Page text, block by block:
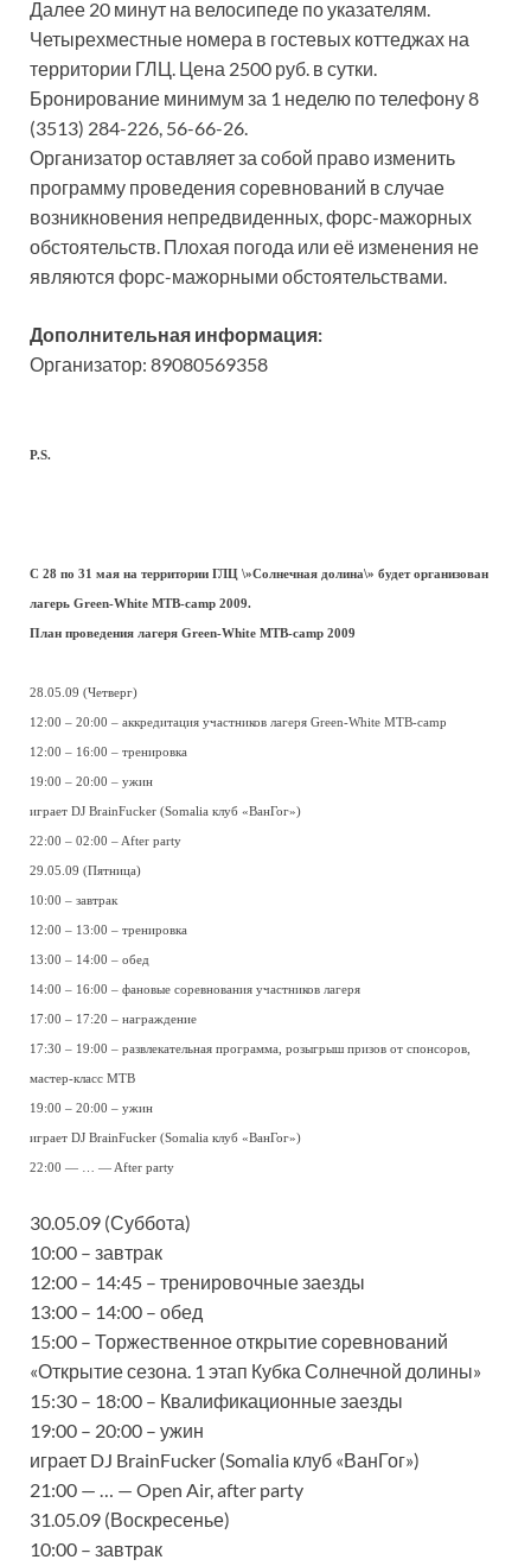
Далее 20 минут на велосипеде по указателям.
Четырехместные номера в гостевых коттеджах на
территории ГЛЦ. Цена 2500 руб. в сутки.
Бронирование минимум за 1 неделю по телефону 8
(3513) 284-226, 56-66-26.
Организатор оставляет за собой право изменить
программу проведения соревнований в случае
возникновения непредвиденных, форс-мажорных
обстоятельств. Плохая погода или её изменения не
являются форс-мажорными обстоятельствами.
Дополнительная информация:
Организатор: 89080569358
P.S.
C 28 по 31 мая на территории ГЛЦ \»Солнечная долина\» будет организован
лагерь Green-White МТB-camp 2009.
План проведения лагеря Green-White МТB-camp 2009
28.05.09 (Четверг)
12:00 – 20:00 – аккредитация участников лагеря Green-White МТB-camp
12:00 – 16:00 – тренировка
19:00 – 20:00 – ужин
играет DJ BrainFucker (Somalia клуб «ВанГог»)
22:00 – 02:00 – After party
29.05.09 (Пятница)
10:00 – завтрак
12:00 – 13:00 – тренировка
13:00 – 14:00 – обед
14:00 – 16:00 – фановые соревнования участников лагеря
17:00 – 17:20 – награждение
17:30 – 19:00 – развлекательная программа, розыгрыш призов от спонсоров,
мастер-класс MTB
19:00 – 20:00 – ужин
играет DJ BrainFucker (Somalia клуб «ВанГог»)
22:00 — … — After party
30.05.09 (Суббота)
10:00 – завтрак
12:00 – 14:45 – тренировочные заезды
13:00 – 14:00 – обед
15:00 – Торжественное открытие соревнований
«Открытие сезона. 1 этап Кубка Солнечной долины»
15:30 – 18:00 – Квалификационные заезды
19:00 – 20:00 – ужин
играет DJ BrainFucker (Somalia клуб «ВанГог»)
21:00 — … — Open Air, after party
31.05.09 (Воскресенье)
10:00 – завтрак